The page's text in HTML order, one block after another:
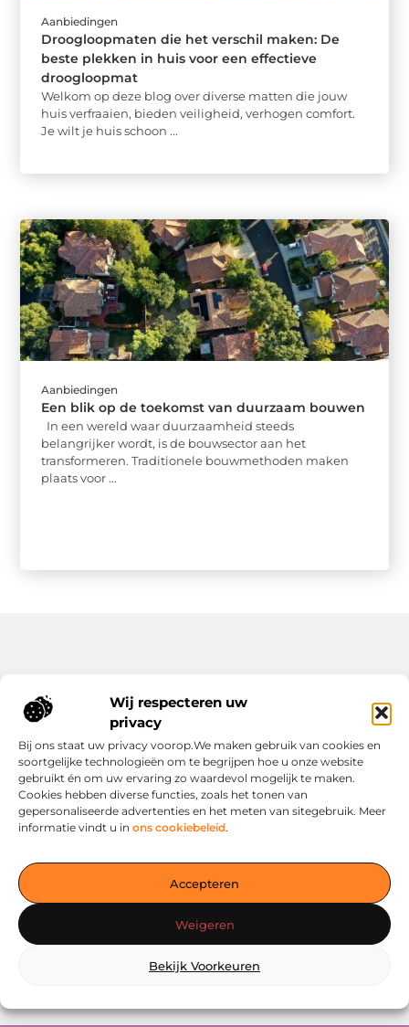
Wij respecteren uw
privacy
Bij ons staat uw privacy voorop.We maken gebruik van cookies en
soortgelijke technologieën om te begrijpen hoe u onze website
gebruikt én om uw ervaring zo waardevol mogelijk te maken.
Cookies hebben diverse functies, zoals het tonen van
gepersonaliseerde advertenties en het meten van sitegebruik. Meer
informatie vindt u in ons cookiebeleid.
Accepteren
Weigeren
Bekijk Voorkeuren
Aanbiedingen
Droogloopmaten die het verschil maken: De
beste plekken in huis voor een effectieve
droogloopmat
Welkom op deze blog over diverse matten die jouw
huis verfraaien, bieden veiligheid, verhogen comfort.
Je wilt je huis schoon ...
Aanbiedingen
Een blik op de toekomst van duurzaam bouwen
In een wereld waar duurzaamheid steeds
belangrijker wordt, is de bouwsector aan het
transformeren. Traditionele bouwmethoden maken
plaats voor ...
Jouw slimme startpunt voor inspiratie en kennis
— Verken prikkelende blogs, slimme inzichten en praktische
tips voor een bewuster en slimmer leven. Alles overzichtelijk
verzameld op één platform. Begin vandaag nog op living-
Onze informatie